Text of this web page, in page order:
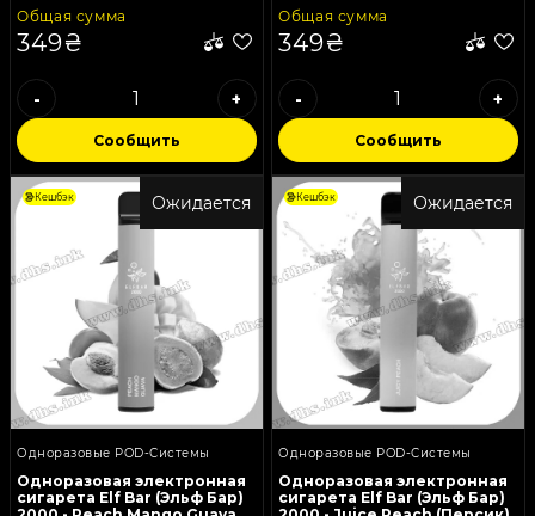
Общая сумма
349₴
- +
Сообщить
Общая сумма
349₴
- +
Сообщить
Ожидается
Кешбэк
Одноразовые POD-Системы
Одноразовая электронная
сигарета Elf Bar (Эльф Бар)
Ожидается
Кешбэк
Одноразовые POD-Системы
Одноразовая электронная
сигарета Elf Bar (Эльф Бар)